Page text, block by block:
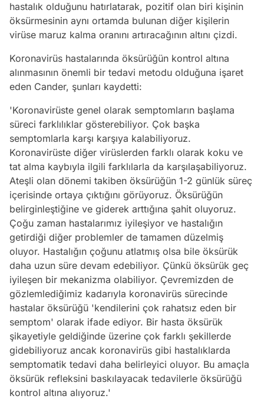
hastalık olduğunu hatırlatarak, pozitif olan biri kişinin
öksürmesinin aynı ortamda bulunan diğer kişilerin
virüse maruz kalma oranını artıracağının altını çizdi.
Koronavirüs hastalarında öksürüğün kontrol altına
alınmasının önemli bir tedavi metodu olduğuna işaret
eden Cander, şunları kaydetti:
'Koronavirüste genel olarak semptomların başlama
süreci farklılıklar gösterebiliyor. Çok başka
semptomlarla karşı karşıya kalabiliyoruz.
Koronavirüste diğer virüslerden farklı olarak koku ve
tat alma kaybıyla ilgili farklılarla da karşılaşabiliyoruz.
Ateşli olan dönemi takiben öksürüğün 1-2 günlük süreç
içerisinde ortaya çıktığını görüyoruz. Öksürüğün
belirginleştiğine ve giderek arttığına şahit oluyoruz.
Çoğu zaman hastalarımız iyileşiyor ve hastalığın
getirdiği diğer problemler de tamamen düzelmiş
oluyor. Hastalığın çoğunu atlatmış olsa bile öksürük
daha uzun süre devam edebiliyor. Çünkü öksürük geç
iyileşen bir mekanizma olabiliyor. Çevremizden de
gözlemlediğimiz kadarıyla koronavirüs sürecinde
hastalar öksürüğü 'kendilerini çok rahatsız eden bir
semptom' olarak ifade ediyor. Bir hasta öksürük
şikayetiyle geldiğinde üzerine çok farklı şekillerde
gidebiliyoruz ancak koronavirüs gibi hastalıklarda
semptomatik tedavi daha belirleyici oluyor. Bu amaçla
öksürük refleksini baskılayacak tedavilerle öksürüğü
kontrol altına alıyoruz.'